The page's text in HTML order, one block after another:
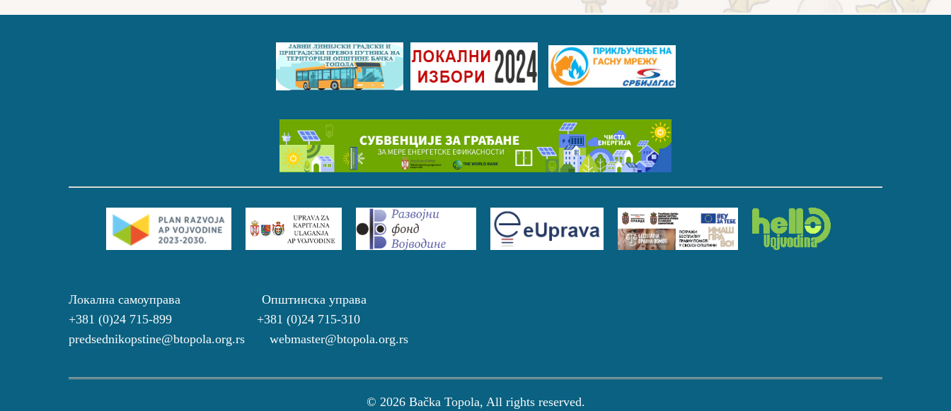
Локална самоуправа Општинска управа
+381 (0)24 715-899 +381 (0)24 715-310
predsednikopstine@btopola.org.rs webmaster@btopola.org.rs
© 2026 Bačka Topola, All rights reserved.